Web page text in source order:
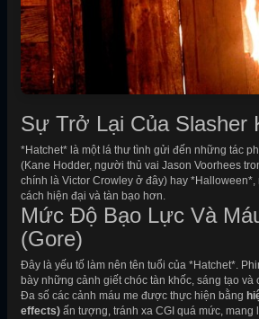
Sự Trở Lại Của Slasher
*Hatchet* là một lá thư tình gửi đến những tác
(Kane Hodder, người thủ vai Jason Voorhees
chính là Victor Crowley ở đây) hay
cách hiện đại và tàn bạo hơn.
Mức Độ Bạo Lực Và
(Gore)
Đây là yếu tố làm nên tên tuổi của *Hatchet*.
bày những cảnh giết chóc tàn khốc, sáng tạo
Đa số các cảnh máu me được thực hiện bằng
effects) ấn tượng, tránh xa CGI quá mức, mang